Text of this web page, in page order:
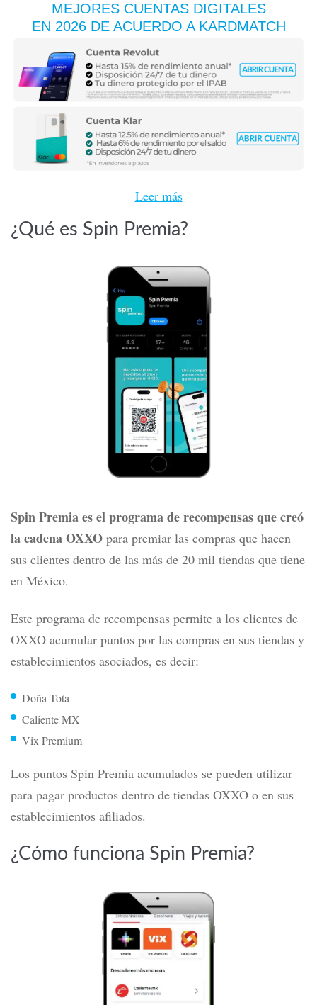
MEJORES CUENTAS DIGITALES
EN 2026 DE ACUERDO A KARDMATCH
Leer más
¿Qué es Spin Premia?
Spin Premia es el programa de recompensas que creó
la cadena OXXO para premiar las compras que hacen
sus clientes dentro de las más de 20 mil tiendas que tiene
en México.
Este programa de recompensas permite a los clientes de
OXXO acumular puntos por las compras en sus tiendas y
establecimientos asociados, es decir:
Doña Tota
Caliente MX
Vix Premium
Los puntos Spin Premia acumulados se pueden utilizar
para pagar productos dentro de tiendas OXXO o en sus
establecimientos afiliados.
¿Cómo funciona Spin Premia?